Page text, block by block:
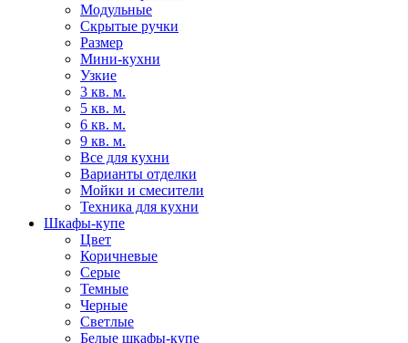
Модульные
Скрытые ручки
Размер
Мини-кухни
Узкие
3 кв. м.
5 кв. м.
6 кв. м.
9 кв. м.
Все для кухни
Варианты отделки
Мойки и смесители
Техника для кухни
Шкафы-купе
Цвет
Коричневые
Серые
Темные
Черные
Светлые
Белые шкафы-купе